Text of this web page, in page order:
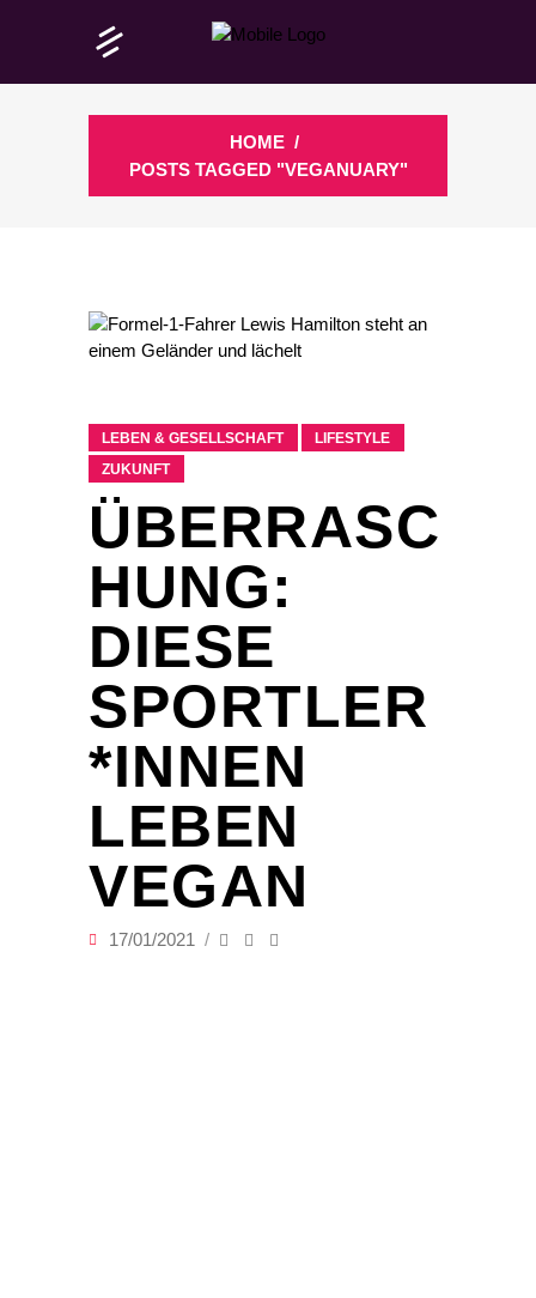
HOME /
POSTS TAGGED "VEGANUARY"
LEBEN & GESELLSCHAFT
LIFESTYLE
ZUKUNFT
ÜBERRASC
HUNG:
DIESE
SPORTLER
*INNEN
LEBEN
VEGAN
17/01/2021